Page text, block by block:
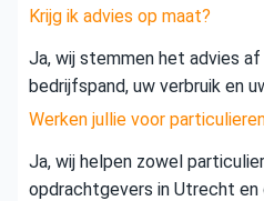
Krijg ik advies op maat?
Ja, wij stemmen het advies
bedrijfspand, uw verbruik en
Werken jullie voor
Ja, wij helpen zowel
opdrachtgevers in Utrecht en